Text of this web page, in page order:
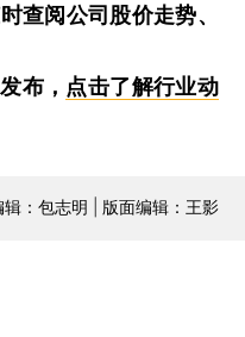
查阅公司股价走势、
布， 点击了解行业动
辑：包志明 | 版面编辑：王影